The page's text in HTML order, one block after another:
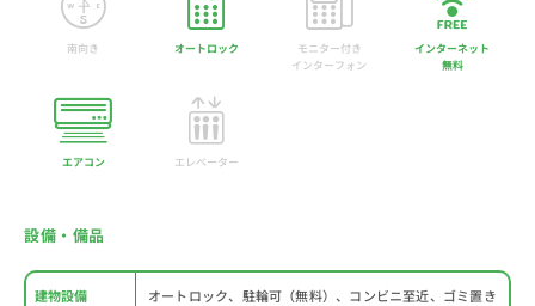
南向き オートロック
モニター付き
インターフォン
インターネット
無料
エアコン エレベーター
設備・備品
建物設備
オートロック、駐輪可（無料）、コンビニ至近、ゴミ置き